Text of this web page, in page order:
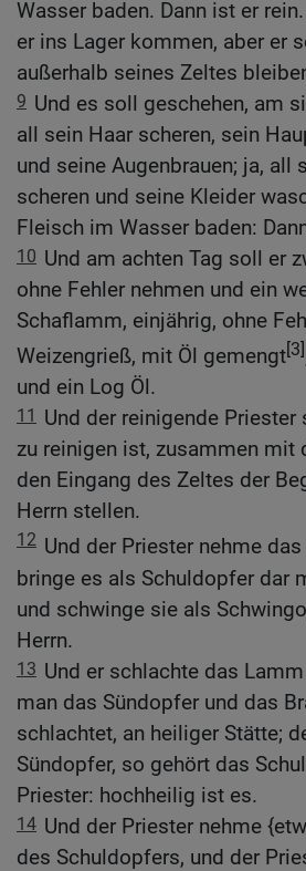
Wasser baden. Dann ist er
er ins Lager kommen, aber er
außerhalb seines Zeltes
9 Und es soll geschehen, am
all sein Haar scheren, sein
und seine Augenbrauen; ja, all
scheren und seine Kleider
Fleisch im Wasser baden:
10 Und am achten Tag soll er
ohne Fehler nehmen und ein
Schaflamm, einjährig, ohne
Weizengrieß, mit Öl gemengt[3]
und ein Log Öl.
11 Und der reinigende Priester
zu reinigen ist, zusammen mit
den Eingang des Zeltes der
Herrn stellen.
12 Und der Priester nehme
bringe es als Schuldopfer dar
und schwinge sie als
Herrn.
13 Und er schlachte das
man das Sündopfer und das
schlachtet, an heiliger Stätte;
Sündopfer, so gehört das
Priester: hochheilig ist es.
14 Und der Priester nehme
des Schuldopfers, und der